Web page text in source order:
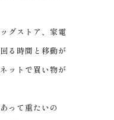
グストア、家電
る時間と移動が
ットで買い物が
って重たいの